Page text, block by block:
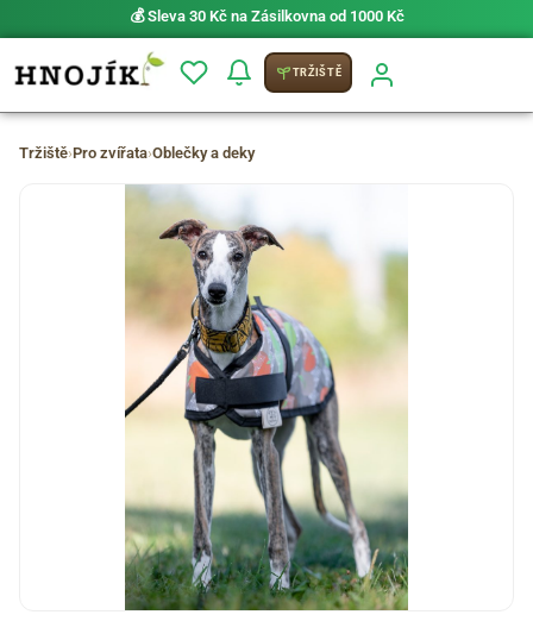
💰 Sleva 30 Kč na Zásilkovna od 1000 Kč
TRŽIŠTĚ
Tržiště›Pro zvířata›Oblečky a deky